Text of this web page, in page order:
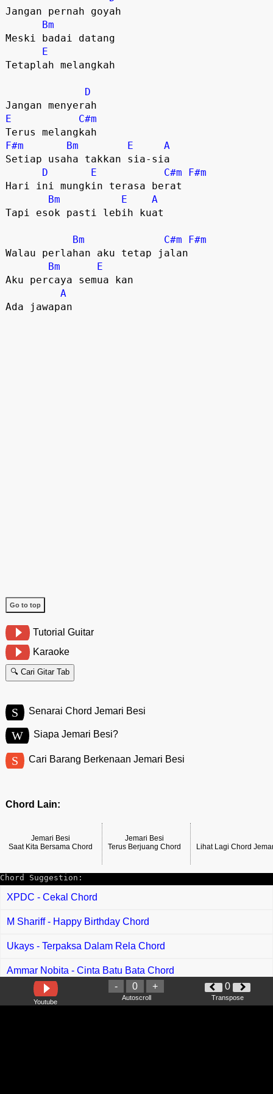
Jangan pernah goyah
Bm
Meski badai datang
E
Tetaplah melangkah
D
E
C#m
F#m
Bm E
A
Setiap usaha takkan sia-sia
D
E C#m
F#m
Hari ini mungkin terasa berat
Bm
E
A
Tapi esok pasti lebih kuat
Bm C#m
F#m
Walau perlahan aku tetap jalan
Bm
E
Aku percaya semua kan
A
Go to top
Tutorial Guitar
Karaoke
🔍 Cari Gitar Tab
S Senarai Chord Jemari Besi
W Siapa Jemari Besi?
S Cari Barang Berkenaan Jemari Besi
Chord Lain:
Jemari Besi
Saat Kita Bersama Chord
Jemari Besi
Terus Berjuang Chord
Lihat Lagi Chord
Chord Suggestion:
XPDC - Cekal Chord
M Shariff - Happy Birthday Chord
Ukays - Terpaksa Dalam Rela Chord
Ammar Nobita - Cinta Batu Bata Chord
Arief - Sakitnya Hatiku Chord
Youtube
- 0 +
Autoscroll
0
Transpose